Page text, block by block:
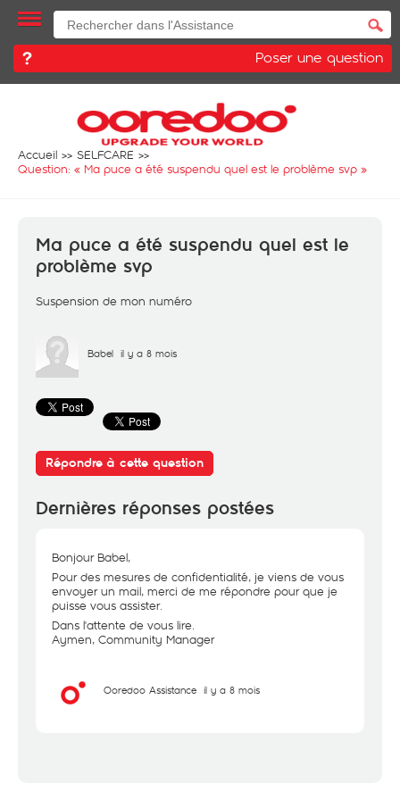
Poser une question
Accueil
SELFCARE
Question: « Ma puce a été suspendu quel est le problème svp »
Ma puce a été suspendu quel est le
problème svp
Suspension de mon numéro
Babel il y a 8 mois
Répondre à cette question
Dernières réponses postées
Bonjour Babel,
Pour des mesures de confidentialité, je viens de vous
envoyer un mail, merci de me répondre pour que je
puisse vous assister.
Dans l'attente de vous lire.
Aymen, Community Manager
Ooredoo Assistance il y a 8 mois